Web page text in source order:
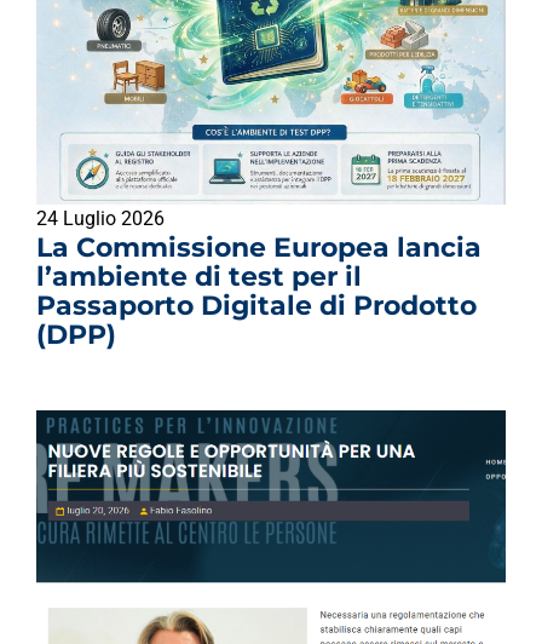
24 Luglio 2026
La Commissione Europea lancia
l’ambiente di test per il
Passaporto Digitale di Prodotto
(DPP)